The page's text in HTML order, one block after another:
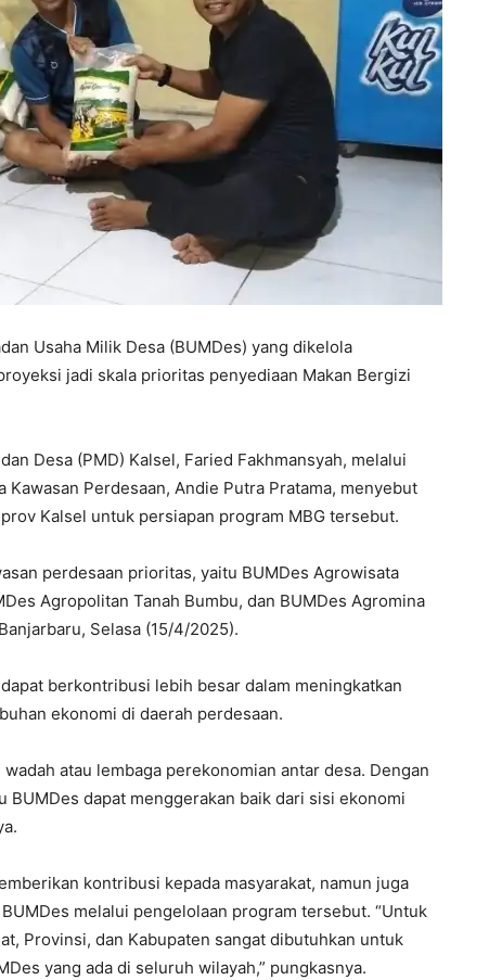
Usaha Milik Desa (BUMDes) yang dikelola
jadi skala prioritas penyediaan Makan Bergizi
Desa (PMD) Kalsel, Faried Fakhmansyah, melalui
Kawasan Perdesaan, Andie Putra Pratama, menyebut
Kalsel untuk persiapan program MBG tersebut.
perdesaan prioritas, yaitu BUMDes Agrowisata
Agropolitan Tanah Bumbu, dan BUMDes Agromina
Selasa (15/4/2025).
berkontribusi lebih besar dalam meningkatkan
ekonomi di daerah perdesaan.
atau lembaga perekonomian antar desa. Dengan
dapat menggerakan baik dari sisi ekonomi
kontribusi kepada masyarakat, namun juga
melalui pengelolaan program tersebut. “Untuk
Provinsi, dan Kabupaten sangat dibutuhkan untuk
yang ada di seluruh wilayah,” pungkasnya.